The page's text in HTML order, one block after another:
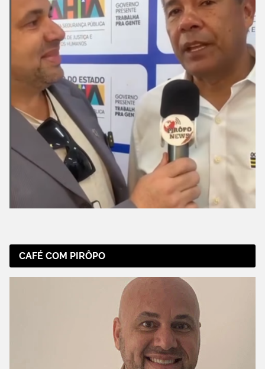
CAFÉ COM PIRÔPO